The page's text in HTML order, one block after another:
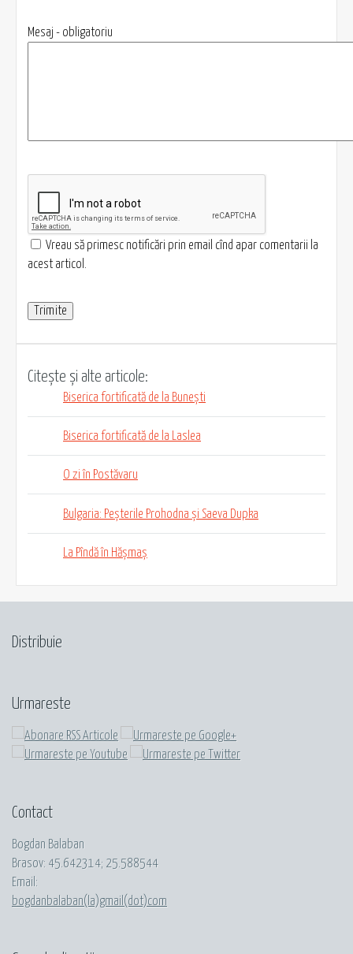
Mesaj - obligatoriu
Vreau să primesc notificări prin email cînd apar comentarii la
acest articol.
Citește și alte articole:
Biserica fortificată de la Bunești
Biserica fortificată de la Laslea
O zi în Postăvaru
Bulgaria: Peșterile Prohodna și Saeva Dupka
La Pîndă în Hășmaș
Distribuie
Urmareste
Contact
Bogdan Balaban
Brasov: 45.642314; 25.588544
Email:
bogdanbalaban(la)gmail(dot)com